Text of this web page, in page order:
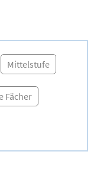
Mittelstufe
Fächer